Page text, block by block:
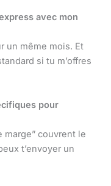
avec mon
un même mois. Et
si tu m’offres
pour
marge” couvrent le
t’envoyer un